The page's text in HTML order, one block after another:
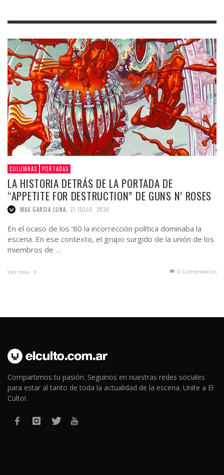
COLUMNAS PORTADAS
LA HISTORIA DETRÁS DE LA PORTADA DE
“APPETITE FOR DESTRUCTION” DE GUNS N’ ROSES
MAX GARCIA LUNA 21 JULIO, 2026
En el ocaso de los ’80 la incorrección política dominaba la
escena. En ese contexto, el grupo surgido de la unión de los
miembros de …
Ver más 0 Comentarios
Compartimos tu pasión. Seguinos en nuestras redes sociales
para estar al tanto de toda la actualidad de la escena. Unite a El
Culto!.